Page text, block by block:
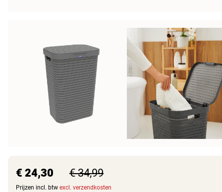
€ 24,30 € 34,99
Prijzen incl. btw excl. verzendkosten